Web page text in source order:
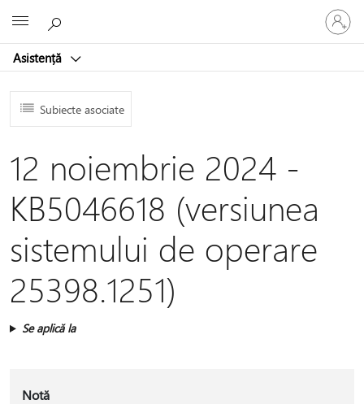
Asistență
vă
la
dvs.
Subiecte asociate
12 noiembrie 2024 -
KB5046618 (versiunea
sistemului de operare
25398.1251)
Se aplică la
Notă